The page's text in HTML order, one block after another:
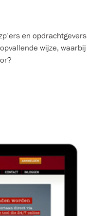
en opdrachtgevers
wijze, waarbij